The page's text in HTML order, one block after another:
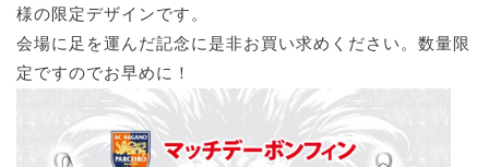
様の限定デザインです。
会場に足を運んだ記念に是非お買い求めください。数量限
定ですのでお早めに！